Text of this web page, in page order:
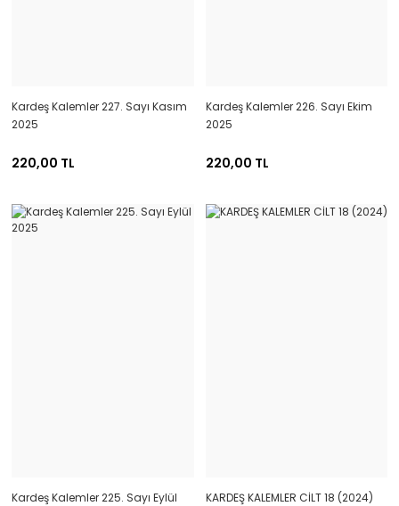
Kardeş Kalemler 227. Sayı Kasım
2025
220,00 TL
Kardeş Kalemler 226. Sayı Ekim
2025
220,00 TL
Kardeş Kalemler 225. Sayı Eylül
KARDEŞ KALEMLER CİLT 18 (2024)